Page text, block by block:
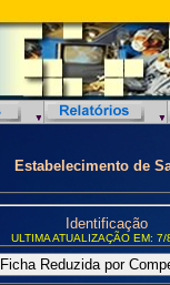
Estabelecimento de
Identificação
ULTIMA ATUALIZAÇÃO EM: